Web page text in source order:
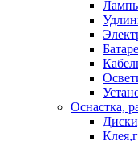
Оснастка,